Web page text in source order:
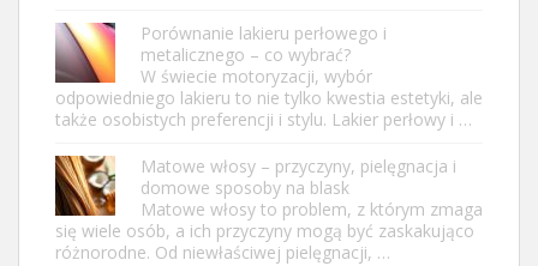
Porównanie lakieru perłowego i
metalicznego – co wybrać?
W świecie motoryzacji, wybór
odpowiedniego lakieru to nie tylko kwestia estetyki, ale
także osobistych preferencji i stylu. Lakier perłowy i …
Matowe włosy – przyczyny, pielęgnacja i
domowe sposoby na blask
Matowe włosy to problem, z którym zmaga
się wiele osób, a ich przyczyny mogą być zaskakująco
różnorodne. Od niewłaściwej pielęgnacji, …